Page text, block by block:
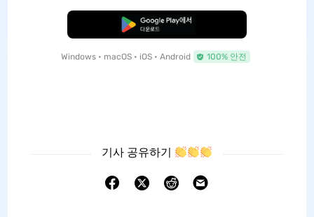
무료로 다운로드
Windows • macOS • iOS • Android 100% 안전
기사 공유하기